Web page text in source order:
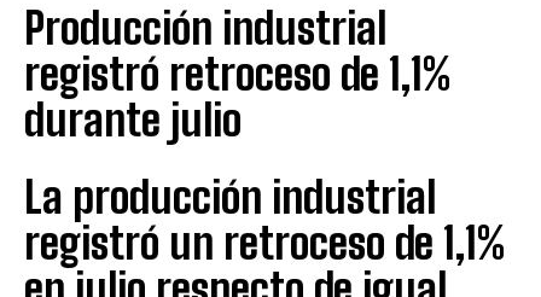
Producción industrial
registró retroceso de 1,1%
durante julio
La producción industrial
registró un retroceso de 1,1%